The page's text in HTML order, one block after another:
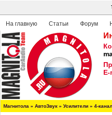
На главную Статьи Форум
Магнитола » АвтоЗвук » Усилители » 4-